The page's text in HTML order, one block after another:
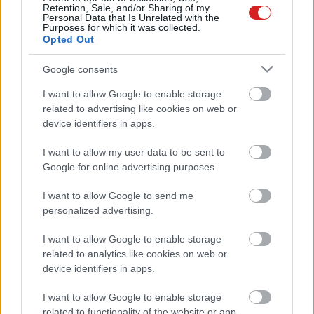
Retention, Sale, and/or Sharing of my
Personal Data that Is Unrelated with the
Purposes for which it was collected.
Opted Out
Google consents
I want to allow Google to enable storage
related to advertising like cookies on web or
device identifiers in apps.
I want to allow my user data to be sent to
Google for online advertising purposes.
I want to allow Google to send me
personalized advertising.
I want to allow Google to enable storage
related to analytics like cookies on web or
device identifiers in apps.
I want to allow Google to enable storage
PCW.pro| 2019.09.26 14:00
A GeForce GTX 1650 Ti előtt
5600
Elképesztő méretekkel bír a
Xiaomi Mi Max 3
Gigantikus akkumulátor kerül a
PCW.lite| 2018.07.09 09:30
Mobilinternetet kapott a
guantánamói támaszpont
Mobil
Bemutatkozott a legerősebb
mobil NVIDIA Quadro